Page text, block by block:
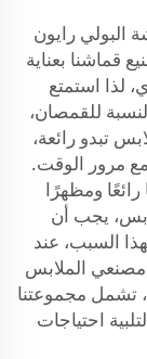
البولي رايون
قماشنا بعناية
لذا استمتع
للقمصان،
تبدو رائعة،
مرور الوقت.
ومظهرًا
يجب أن
السبب، عند
مصنعي الملابس
تشمل مجموعتنا
لتلبية احتياجات